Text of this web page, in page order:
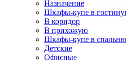
Назначение
Шкафы-купе в
В коридор
В прихожую
Шкафы-купе в спальню
Детские
Офисные